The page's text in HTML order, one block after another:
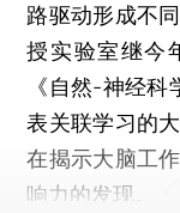
路驱动形成不
授实验室继今
《自然-神经
表关联学习的
在揭示大脑工
响力的发现。